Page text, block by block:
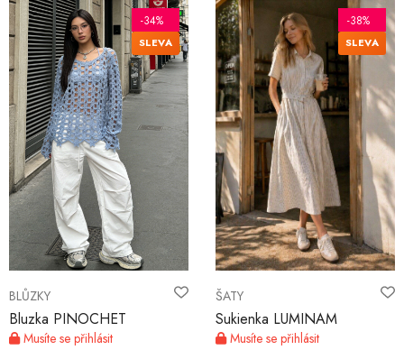
BLŮZKY
Bluzka PINOCHET
Musíte se přihlásit
-34%
SLEVA
ŠATY
Sukienka LUMINAM
Musíte se přihlásit
-38%
SLEVA